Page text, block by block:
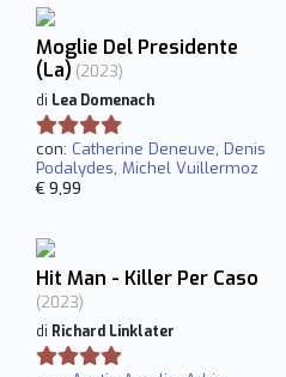
Moglie Del Presidente
(La) (2023)
di Lea Domenach
con: Catherine Deneuve, Denis
Podalydes, Michel Vuillermoz
€ 9,99
Hit Man - Killer Per Caso
(2023)
di Richard Linklater